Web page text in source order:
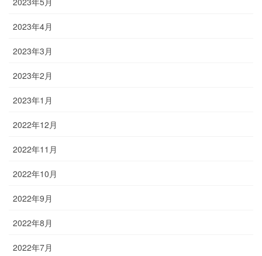
2023年4月
2023年3月
2023年2月
2023年1月
2022年12月
2022年11月
2022年10月
2022年9月
2022年8月
2022年7月